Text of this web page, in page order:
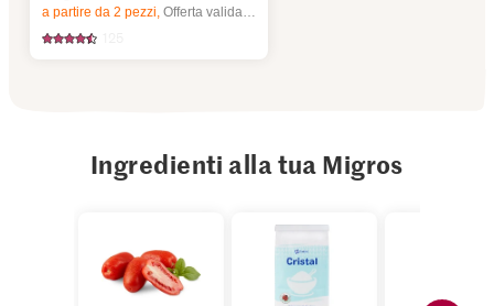
a partire da 2pezzi,Offerta valida solo dal 6.8 al 12.8.2026, fino a esaurimento dello stock.
Ingredienti alla tua Migros